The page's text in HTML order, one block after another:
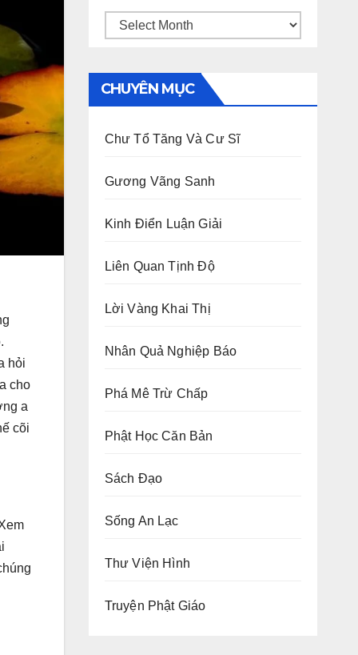
hỏi
cho
a
cõi
Bài
CHUYÊN MỤC
Chư Tổ Tăng Và Cư Sĩ
Gương Vãng Sanh
Kinh Điển Luận Giải
Liên Quan Tịnh Độ
Lời Vàng Khai Thị
Nhân Quả Nghiệp Báo
Phá Mê Trừ Chấp
Phật Học Căn Bản
Sách Đạo
Sống An Lạc
Thư Viện Hình
Truyện Phật Giáo